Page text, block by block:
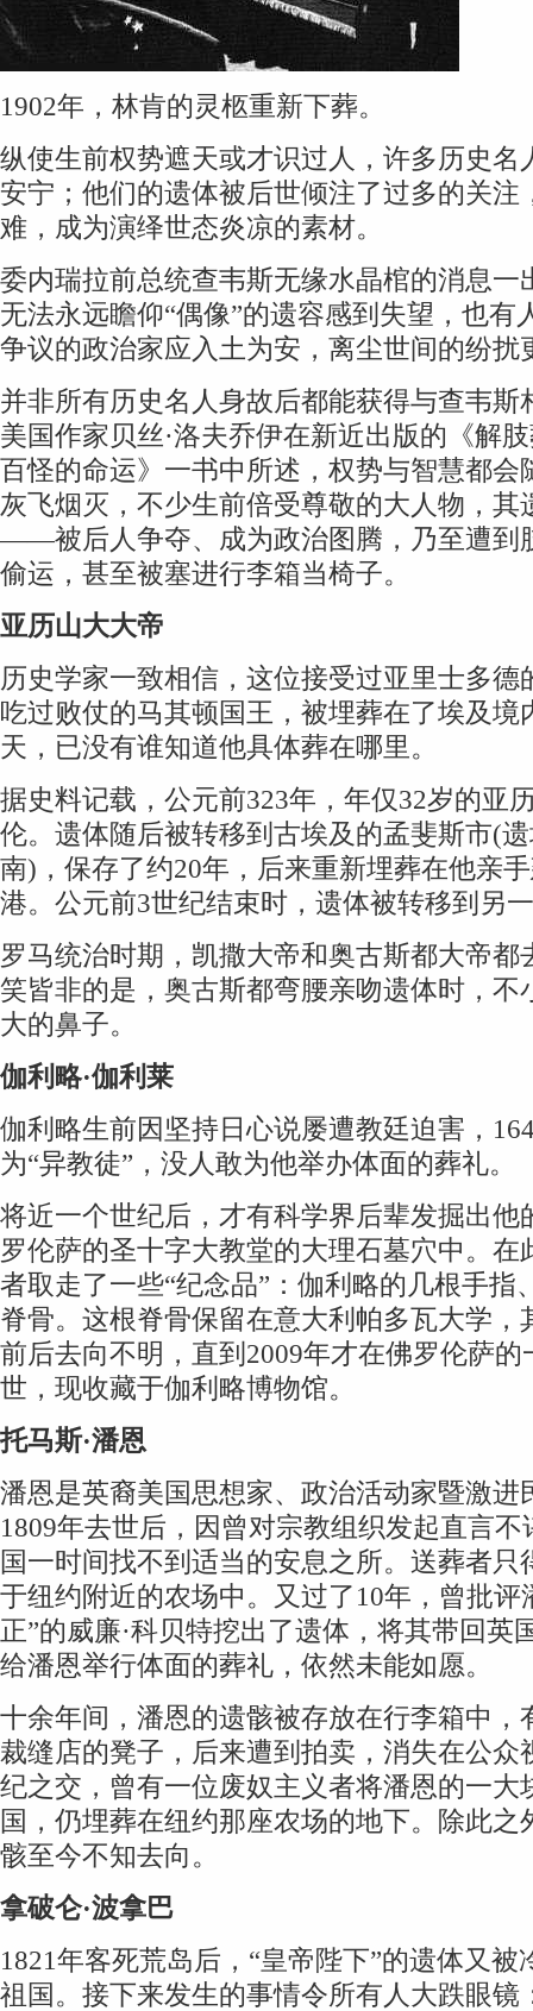
1902年，林肯的灵柩重新下葬。
纵使生前权势遮天或才识过人，许多历史名
安宁；他们的遗体被后世倾注了过多的关注
难，成为演绎世态炎凉的素材。
委内瑞拉前总统查韦斯无缘水晶棺的消息一
无法永远瞻仰“偶像”的遗容感到失望，也有
争议的政治家应入土为安，离尘世间的纷扰
并非所有历史名人身故后都能获得与查韦斯
美国作家贝丝·洛夫乔伊在新近出版的《解
百怪的命运》一书中所述，权势与智慧都会
灰飞烟灭，不少生前倍受尊敬的大人物，其
——被后人争夺、成为政治图腾，乃至遭到
偷运，甚至被塞进行李箱当椅子。
亚历山大大帝
历史学家一致相信，这位接受过亚里士多德
吃过败仗的马其顿国王，被埋葬在了埃及境
天，已没有谁知道他具体葬在哪里。
据史料记载，公元前323年，年仅32岁的亚
伦。遗体随后被转移到古埃及的孟斐斯市(
南)，保存了约20年，后来重新埋葬在他亲
港。公元前3世纪结束时，遗体被转移到另
罗马统治时期，凯撒大帝和奥古斯都大帝都
笑皆非的是，奥古斯都弯腰亲吻遗体时，不
大的鼻子。
伽利略·伽利莱
伽利略生前因坚持日心说屡遭教廷迫害，
为“异教徒”，没人敢为他举办体面的葬礼。
将近一个世纪后，才有科学界后辈发掘出他
罗伦萨的圣十字大教堂的大理石墓穴中。在
者取走了一些“纪念品”：伽利略的几根手指
脊骨。这根脊骨保留在意大利帕多瓦大学，
前后去向不明，直到2009年才在佛罗伦萨
世，现收藏于伽利略博物馆。
托马斯·潘恩
潘恩是英裔美国思想家、政治活动家暨激进
1809年去世后，因曾对宗教组织发起直言
国一时间找不到适当的安息之所。送葬者只
于纽约附近的农场中。又过了10年，曾批评
正”的威廉·科贝特挖出了遗体，将其带回英
给潘恩举行体面的葬礼，依然未能如愿。
十余年间，潘恩的遗骸被存放在行李箱中，
裁缝店的凳子，后来遭到拍卖，消失在公众
纪之交，曾有一位废奴主义者将潘恩的一大
国，仍埋葬在纽约那座农场的地下。除此之
骸至今不知去向。
拿破仑·波拿巴
1821年客死荒岛后，“皇帝陛下”的遗体又被
祖国。接下来发生的事情令所有人大跌眼镜